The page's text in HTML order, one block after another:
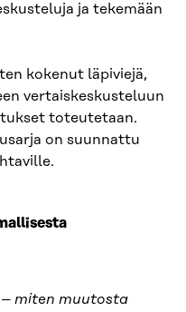
ja tekemään
kokenut läpiviejä,
vertaiskeskusteluun
toteutetaan.
on suunnattu
miten muutosta